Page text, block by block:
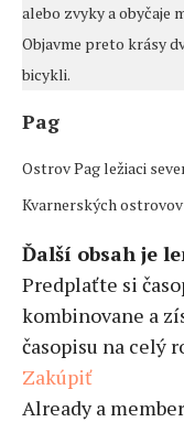
alebo zvyky a obyčaje
Objavme preto krásy
bicykli.
Pag
Ostrov Pag ležiaci
Kvarnerských
Ďalší obsah je
Predplaťte si
kombinovane a
časopisu na celý
Zakúpiť
Already a